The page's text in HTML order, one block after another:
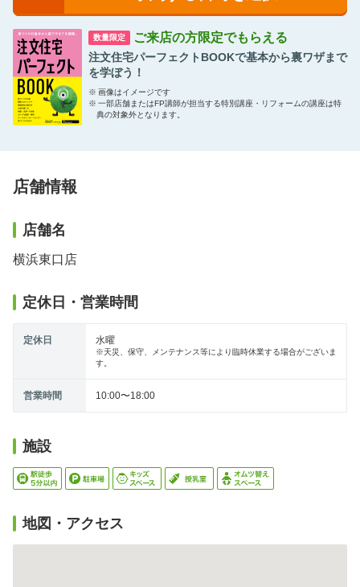
数量限定 ご来店の方限定でもらえる
注文住宅パーフェクトBOOKで基本から裏ワザまで
を学ぼう！
※ 画像はイメージです
※ 一部店舗またはFP講師が担当する特別講座・リフォームの講座は特
典の対象外となります。
店舗情報
店舗名
横浜東口店
定休日・営業時間
定休日 水曜
※天災、保守、メンテナンス等により臨時休業する場合がございま
す。
営業時間 10:00〜18:00
施設
地図・アクセス